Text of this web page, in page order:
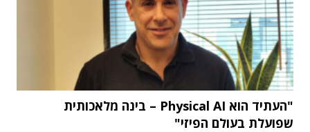
"העתיד הוא Physical AI – בינה מלאכותית
שפועלת בעולם הפיזי"